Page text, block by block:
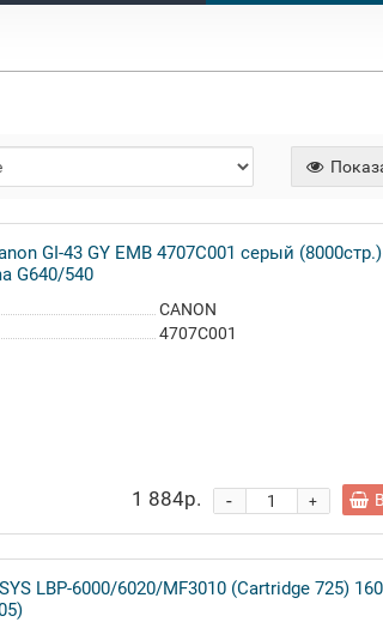
GI-43 GY EMB 4707C001 серый (8000стр.)
G640/540
CANON
4707C001
1 884р. +
-
LBP-6000/6020/MF3010 (Cartridge 725)